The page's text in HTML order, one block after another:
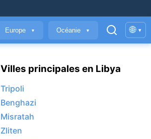
Europe ▼ Océanie ▼ 🌐 ▾
Villes principales en Libya
Tripoli
Benghazi
Misratah
Zliten